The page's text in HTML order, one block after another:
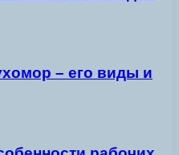
– его виды и